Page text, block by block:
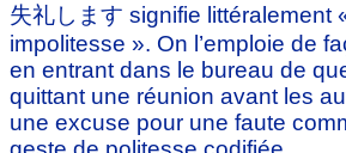
失礼します signifie littéralement
impolitesse ». On l’emploie de
en entrant dans le bureau de
quittant une réunion avant les
une excuse pour une faute